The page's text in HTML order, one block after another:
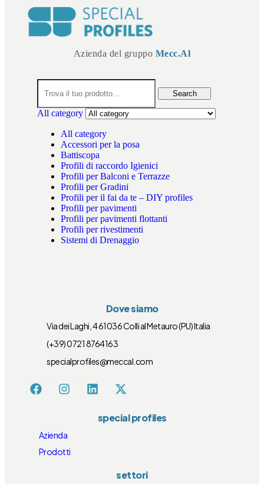
Azienda del gruppo Mecc.Al
Search
All category
All category
Accessori per la posa
Battiscopa
Profili di raccordo Igienici
Profili per Balconi e Terrazze
Profili per Gradini
Profili per il fai da te – DIY profiles
Profili per pavimenti
Profili per pavimenti flottanti
Profili per rivestimenti
Sistemi di Drenaggio
Dove siamo
Via dei Laghi, 4 61036 Colli al Metauro (PU) Italia
(+39) 0721 8764163
specialprofiles@meccal.com
special profiles
Azienda
Prodotti
settori